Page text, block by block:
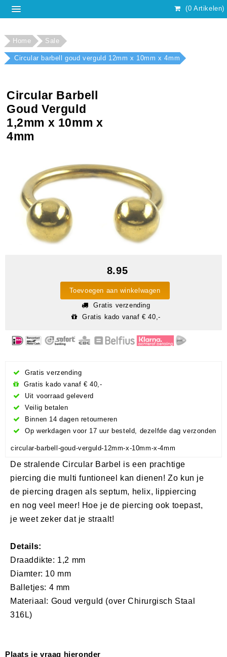
(0 Artikelen)
Home Sale
Circular barbell goud verguld 12mm x 10mm x 4mm
Circular Barbell
Goud Verguld
1,2mm x 10mm x
4mm
8.95
Toevoegen aan winkelwagen
Gratis verzending
Gratis kado vanaf € 40,-
Gratis verzending
Gratis kado vanaf € 40,-
Uit voorraad geleverd
Veilig betalen
Binnen 14 dagen retourneren
Op werkdagen voor 17 uur besteld, dezelfde dag verzonden
circular-barbell-goud-verguld-12mm-x-10mm-x-4mm
De stralende Circular Barbel is een prachtige
piercing die multi funtioneel kan dienen! Zo kun je
de piercing dragen als septum, helix, lippiercing
en nog veel meer! Hoe je de piercing ook toepast,
je weet zeker dat je straalt!
Details:
Draaddikte: 1,2 mm
Diamter: 10 mm
Balletjes: 4 mm
Materiaal: Goud verguld (over Chirurgisch Staal
316L)
Plaats je vraag hieronder